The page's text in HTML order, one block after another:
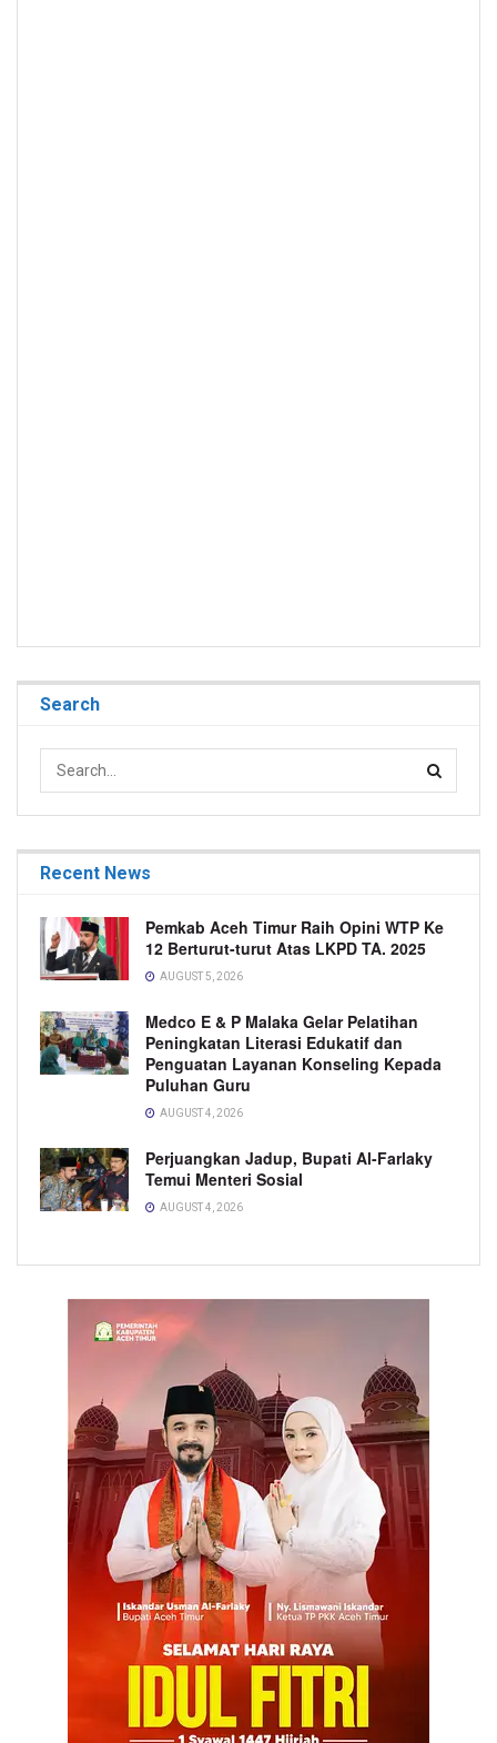
Search
Recent News
Pemkab Aceh Timur Raih Opini WTP Ke
12 Berturut-turut Atas LKPD TA. 2025
AUGUST 5, 2026
Medco E & P Malaka Gelar Pelatihan
Peningkatan Literasi Edukatif dan
Penguatan Layanan Konseling Kepada
Puluhan Guru
AUGUST 4, 2026
Perjuangkan Jadup, Bupati Al-Farlaky
Temui Menteri Sosial
AUGUST 4, 2026